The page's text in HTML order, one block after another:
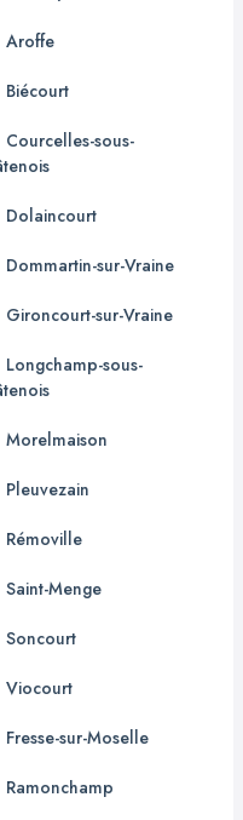
Aroffe
Biécourt
Courcelles-sous-
Dolaincourt
Dommartin-sur-Vraine
Gironcourt-sur-Vraine
Longchamp-sous-
Morelmaison
Pleuvezain
Rémoville
Saint-Menge
Soncourt
Viocourt
Fresse-sur-Moselle
Ramonchamp